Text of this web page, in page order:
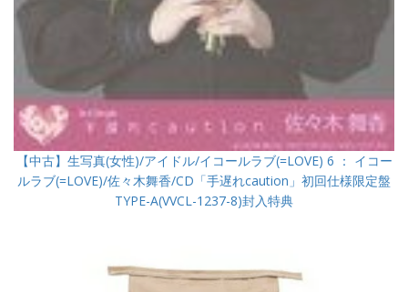
【中古】生写真(女性)/アイドル/イコールラブ(=LOVE) 6 ： イコー
ルラブ(=LOVE)/佐々木舞香/CD「手遅れcaution」初回仕様限定盤
TYPE-A(VVCL-1237-8)封入特典